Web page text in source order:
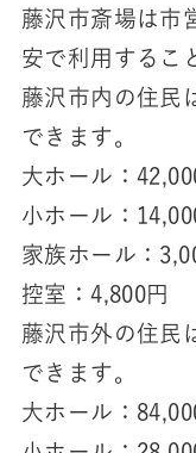
藤沢市斎場は市
安で利用するこ
藤沢市内の住民
できます。
大ホール：
小ホール：
家族ホール：
控室：4,800円
藤沢市外の住民
できます。
大ホール：